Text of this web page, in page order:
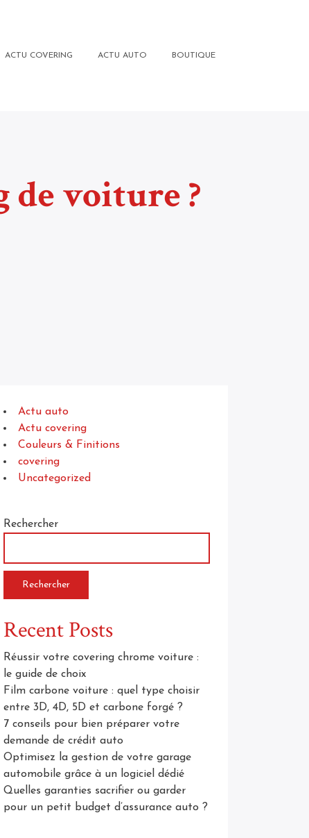
voiture ?
Actu auto
Actu covering
Couleurs & Finitions
covering
Uncategorized
Rechercher
Rechercher
Recent Posts
Réussir votre covering chrome voiture :
le guide de choix
Film carbone voiture : quel type choisir
entre 3D, 4D, 5D et carbone forgé ?
7 conseils pour bien préparer votre
demande de crédit auto
Optimisez la gestion de votre garage
automobile grâce à un logiciel dédié
Quelles garanties sacrifier ou garder
pour un petit budget d’assurance auto ?
ACTU COVERING ACTU AUTO BOUTIQUE